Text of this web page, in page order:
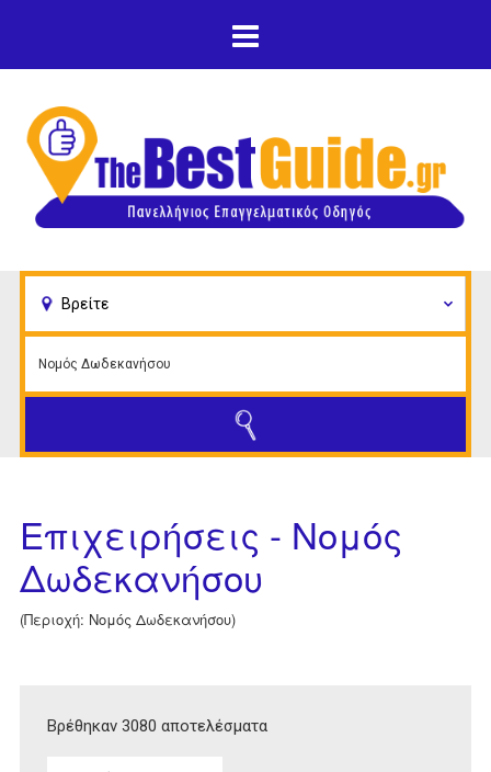
κυρίως περιεχόμενο
Επιχειρήσεις - Νομός
Δωδεκανήσου
(Περιοχή: Νομός Δωδεκανήσου)
Βρέθηκαν 3080 αποτελέσματα